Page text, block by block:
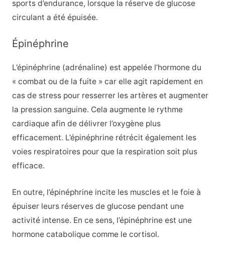
sports d’endurance, lorsque la réserve de glucose
circulant a été épuisée.
Épinéphrine
L’épinéphrine (adrénaline) est appelée l’hormone du
« combat ou de la fuite » car elle agit rapidement en
cas de stress pour resserrer les artères et augmenter
la pression sanguine. Cela augmente le rythme
cardiaque afin de délivrer l’oxygène plus
efficacement. L’épinéphrine rétrécit également les
voies respiratoires pour que la respiration soit plus
efficace.
En outre, l’épinéphrine incite les muscles et le foie à
épuiser leurs réserves de glucose pendant une
activité intense. En ce sens, l’épinéphrine est une
hormone catabolique comme le cortisol.